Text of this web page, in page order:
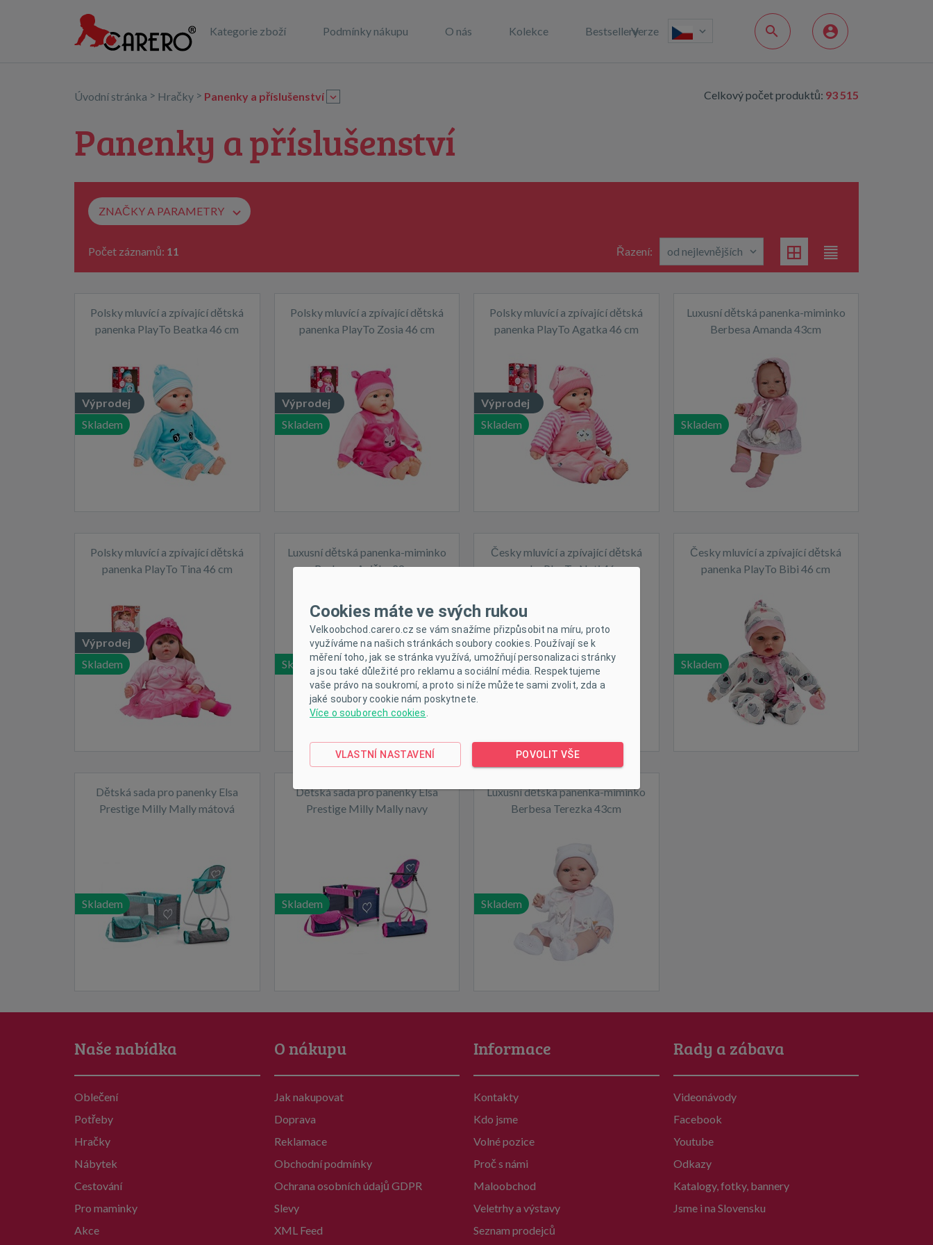
Kategorie zboží Podmínky nákupu O nás Kolekce BestselleryVerze
Celkový počet produktů: 93 515
Úvodní stránka > Hračky > Panenky a příslušenství
Panenky a příslušenství
ZNAČKY A PARAMETRY
Řazení:
Počet záznamů: 11
Polsky mluvící a zpívající dětská
panenka PlayTo Beatka 46 cm
Výprodej
Skladem
Polsky mluvící a zpívající dětská
panenka PlayTo Zosia 46 cm
Výprodej
Skladem
Polsky mluvící a zpívající dětská
panenka PlayTo Agatka 46 cm
Výprodej
Skladem
Luxusní dětská panenka-miminko
Berbesa Amanda 43cm
Skladem
Polsky mluvící a zpívající dětská
panenka PlayTo Tina 46 cm
Výprodej
Skladem
Luxusní dětská panenka-miminko
Berbesa Anička 28cm
Skladem
Česky mluvící a zpívající dětská
panenka PlayTo Nati 46 cm
Skladem
Česky mluvící a zpívající dětská
panenka PlayTo Bibi 46 cm
Skladem
Dětská sada pro panenky Elsa
Prestige Milly Mally mátová
Skladem
Dětská sada pro panenky Elsa
Prestige Milly Mally navy
Skladem
Luxusní dětská panenka-miminko
Berbesa Terezka 43cm
Skladem
Naše nabídka
Oblečení
Potřeby
Hračky
Nábytek
Cestování
Pro maminky
Akce
O nákupu
Jak nakupovat
Doprava
Reklamace
Obchodní podmínky
Ochrana osobních údajů GDPR
Slevy
XML Feed
Informace
Kontakty
Kdo jsme
Volné pozice
Proč s námi
Maloobchod
Veletrhy a výstavy
Seznam prodejců
Rady a zábava
Videonávody
Facebook
Youtube
Odkazy
Katalogy, fotky, bannery
Jsme i na Slovensku
Cookies máte ve svých rukou
Velkoobchod.carero.cz se vám snažíme přizpůsobit na míru, proto
využíváme na našich stránkách soubory cookies. Používají se k
měření toho, jak se stránka využívá, umožňují personalizaci stránky
a jsou také důležité pro reklamu a sociální média. Respektujeme
vaše právo na soukromí, a proto si níže můžete sami zvolit, zda a
jaké soubory cookie nám poskytnete.
Více o souborech cookies
VLASTNÍ NASTAVENÍ POVOLIT VŠE